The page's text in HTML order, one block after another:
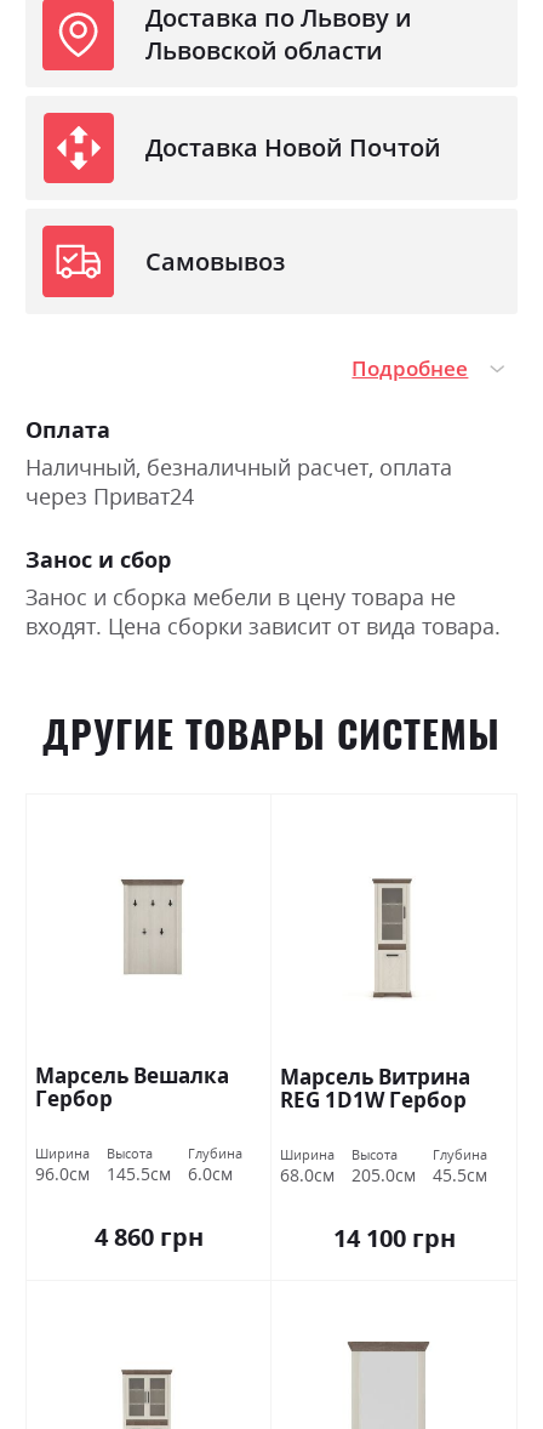
Доставка по Львову и
Львовской области
Доставка Новой Почтой
Самовывоз
Подробнее
Оплата
Наличный, безналичный расчет, оплата
через Приват24
Занос и сбор
Занос и сборка мебели в цену товара не
входят. Цена сборки зависит от вида товара.
ДРУГИЕ ТОВАРЫ СИСТЕМЫ
Марсель Вешалка
Гербор
Ширина
96.0см
Высота
145.5см
Глубина
6.0см
4 860 грн
Марсель Витрина
REG 1D1W Гербор
Ширина
68.0см
Высота
205.0см
Глубина
45.5см
14 100 грн